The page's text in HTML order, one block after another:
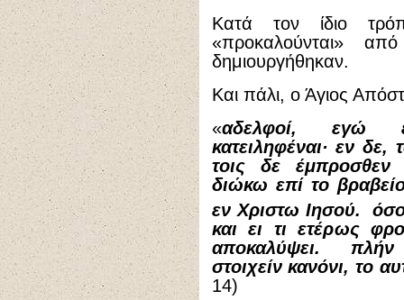
Κατά τον ίδιο
«προκαλούνται»
δημιουργήθηκαν.
Και πάλι, ο Άγιος
«αδελφοί, εγώ
κατειληφέναι· εν
τοις δε έμπροσθεν
διώκω επί το
εν Χριστω Ιησού.
και ει τι ετέρως
αποκαλύψει.
στοιχείν κανόνι, το
14)